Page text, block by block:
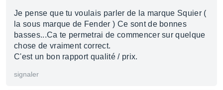
Je pense que tu voulais parler de la marque Squier (
la sous marque de Fender ) Ce sont de bonnes
basses...Ca te permetrai de commencer sur quelque
chose de vraiment correct.
C'est un bon rapport qualité / prix.
signaler